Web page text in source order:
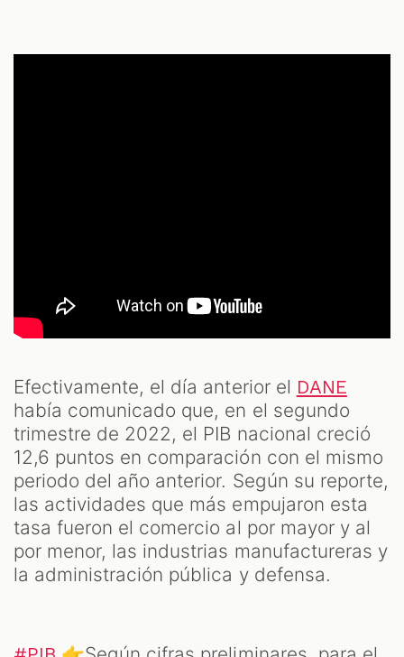
Efectivamente, el día anterior el DANE
había comunicado que, en el segundo
trimestre de 2022, el PIB nacional creció
12,6 puntos en comparación con el mismo
periodo del año anterior. Según su reporte,
las actividades que más empujaron esta
tasa fueron el comercio al por mayor y al
por menor, las industrias manufactureras y
la administración pública y defensa.